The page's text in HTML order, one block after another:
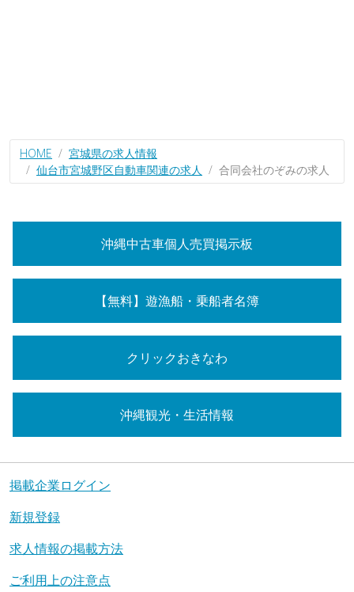
HOME
宮城県の求人情報
仙台市宮城野区自動車関連の求人
合同会社のぞみの求人
沖縄中古車個人売買掲示板
【無料】遊漁船・乗船者名簿
クリックおきなわ
沖縄観光・生活情報
掲載企業ログイン
新規登録
求人情報の掲載方法
ご利用上の注意点